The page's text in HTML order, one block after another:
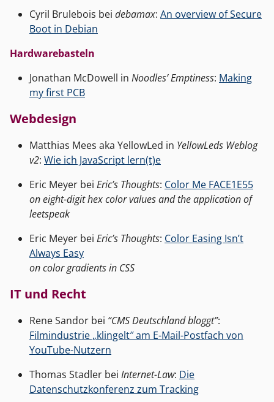
Cyril Brulebois bei debamax: An overview of Secure
Boot in Debian
Hardwarebasteln
Jonathan McDowell in Noodles’ Emptiness: Making
my first PCB
Webdesign
Matthias Mees aka YellowLed in YellowLeds Weblog
v2: Wie ich JavaScript lern(t)e
Eric Meyer bei Eric’s Thoughts: Color Me FACE1E55
on eight-digit hex color values and the application of
leetspeak
Eric Meyer bei Eric’s Thoughts: Color Easing Isn’t
Always Easy
on color gradients in CSS
IT und Recht
Rene Sandor bei “CMS Deutschland bloggt”:
Filmindustrie „klingelt″ am E-Mail-Postfach von
YouTube-Nutzern
Thomas Stadler bei Internet-Law: Die
Datenschutzkonferenz zum Tracking